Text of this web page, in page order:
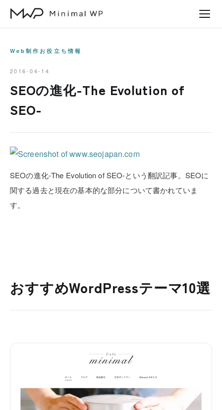
Web制作お役立ち情報
2016-04-14
SEOの進化-The Evolution of
SEO-
SEOの進化-The Evolution of SEO-という翻訳記事。SEOに
関する過去と現在の基本的な部分について書かれていま
す。
おすすめWordPressテーマ10選